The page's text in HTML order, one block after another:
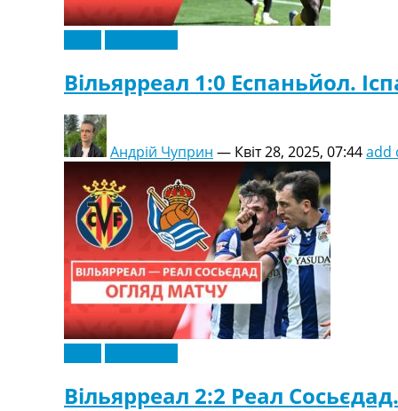
Вільярреал 1:0 Еспаньйол.
Андрій Чуприн — Квіт 28, 2025, 07:44add
Вільярреал 2:2 Реал